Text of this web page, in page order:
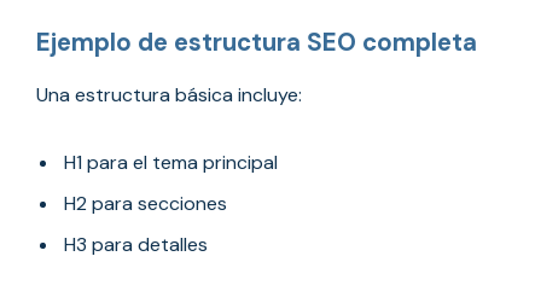
Ejemplo de estructura SEO completa
Una estructura básica incluye:
H1 para el tema principal
H2 para secciones
H3 para detalles